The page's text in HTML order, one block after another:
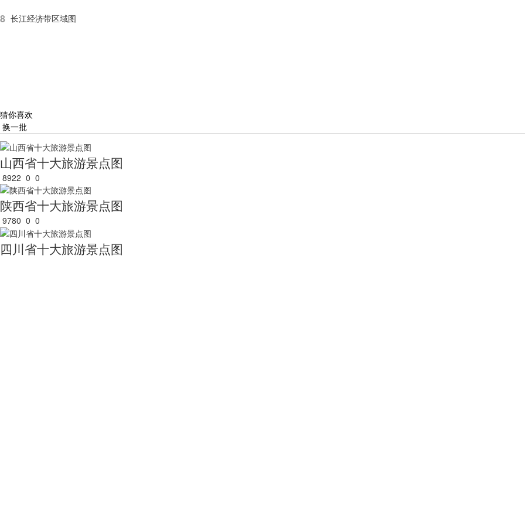
8 长江经济带区域图
猜你喜欢
换一批
山西省十大旅游景点图
8922 0 0
陕西省十大旅游景点图
9780 0 0
四川省十大旅游景点图